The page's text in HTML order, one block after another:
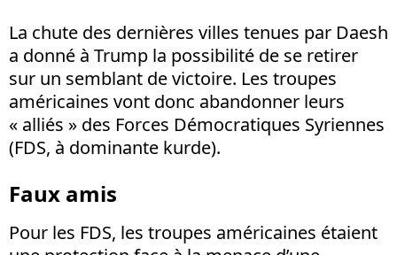
La chute des dernières villes tenues par Daesh
a donné à Trump la possibilité de se retirer
sur un semblant de victoire. Les troupes
américaines vont donc abandonner leurs
« alliés » des Forces Démocratiques Syriennes
(FDS, à dominante kurde).
Faux amis
Pour les FDS, les troupes américaines étaient